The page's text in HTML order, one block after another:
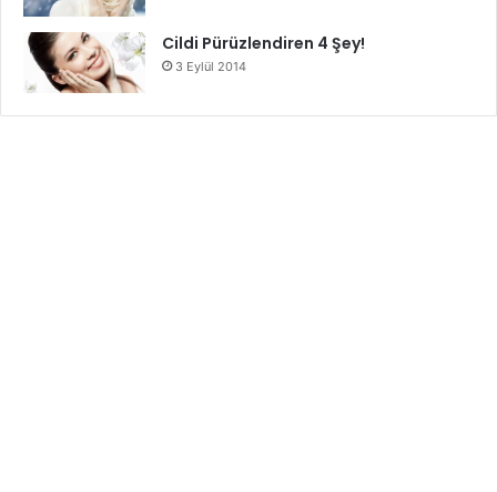
Cildi Pürüzlendiren 4 Şey!
3 Eylül 2014